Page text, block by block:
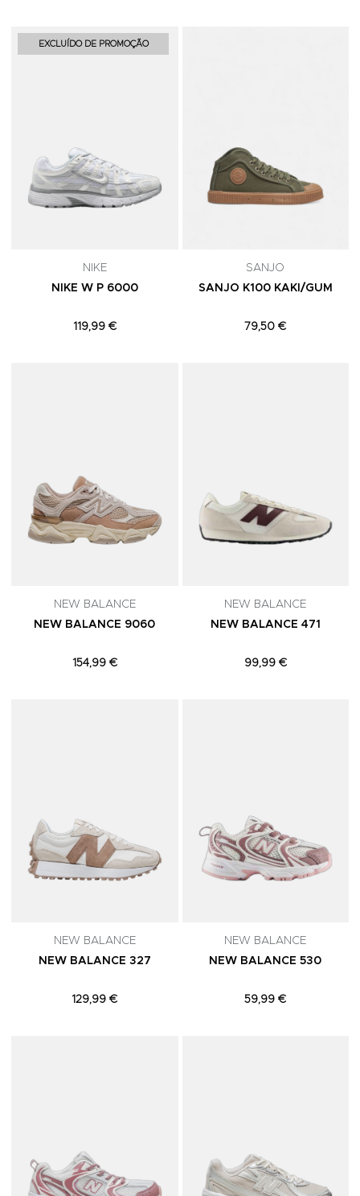
EXCLUÍDO DE PROMOÇÃO
NIKE
NIKE W P 6000
119,99 €
SANJO
SANJO K100 KAKI/GUM
79,50 €
NEW BALANCE
NEW BALANCE 9060
154,99 €
NEW BALANCE
NEW BALANCE 471
99,99 €
NEW BALANCE
NEW BALANCE 327
129,99 €
NEW BALANCE
NEW BALANCE 530
59,99 €